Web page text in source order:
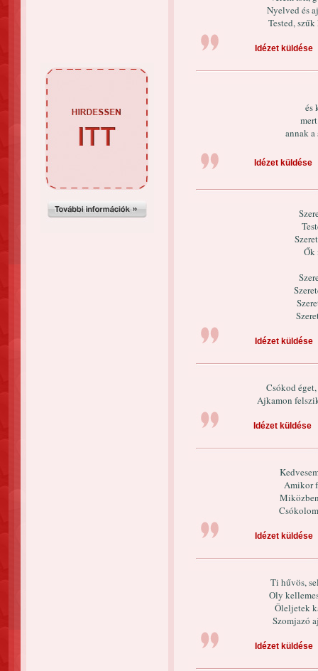
Nyelved és
Tested,
Idézet küldése
és
annak a
Idézet küldése
Ők
Idézet küldése
Csókod
Ajkamon
Idézet küldése
Amikor
Idézet küldése
Ti hűvös,
Oly
Öleljetek
Szomjazó
Idézet küldése